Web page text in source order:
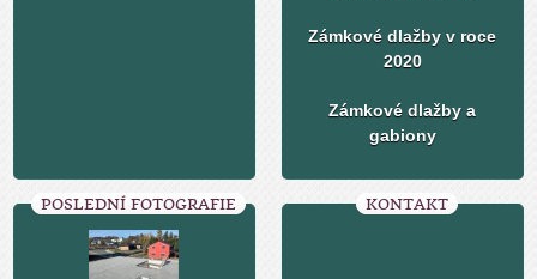
Zámkové dlažby v roce
2020
Zámkové dlažby a
gabiony
POSLEDNÍ FOTOGRAFIE KONTAKT